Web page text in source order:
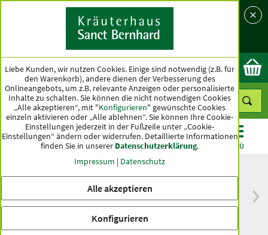
Land
Ok
KATEGORIEN ANGEBOTE TOPSELLER MENÜ
versandkostenfrei
innerhalb Deutschlands
Spitzenqualität seit
Liebe Kunden, wir nutzen Cookies. Einige sind notwendig (z.B. für
den Warenkorb), andere dienen der Verbesserung des
Onlineangebots, um z.B. relevante Anzeigen oder personalisierte
Inhalte zu schalten. Sie können die nicht notwendigen Cookies
„Alle akzeptieren“, mit "Konfigurieren" gewünschte Cookies
einzeln aktivieren oder „Alle ablehnen“. Sie können Ihre Cookie-
Einstellungen jederzeit in der Fußzeile unter „Cookie-
Einstellungen“ ändern oder widerrufen. Detaillierte Informationen
finden Sie in unserer Datenschutzerklärung.
Impressum | Datenschutz
Alle akzeptieren
Konfigurieren